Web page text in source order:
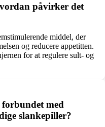
påvirker det
middel, der
og reducere appetitten.
for at regulere sult- og
med
slankepiller?